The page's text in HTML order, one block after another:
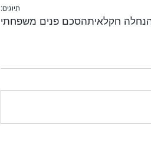
תיוגים:
נחלה חקלאיתהסכם פנים משפחתי